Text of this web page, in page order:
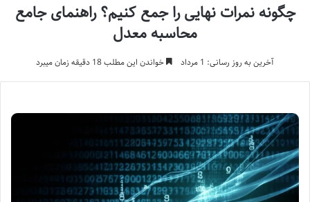
چگونه نمرات نهایی را جمع کنیم؟ راهنمای جامع
محاسبه معدل
آخرین به روز رسانی: 1 مرداد خواندن این مطلب 18 دقیقه زمان میبرد